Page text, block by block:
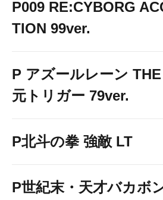
P009 RE:CYBORG
TION 99ver.
P アズールレーン
元トリガー 79ver.
P北斗の拳 強敵 LT
P世紀末・天才バカボ